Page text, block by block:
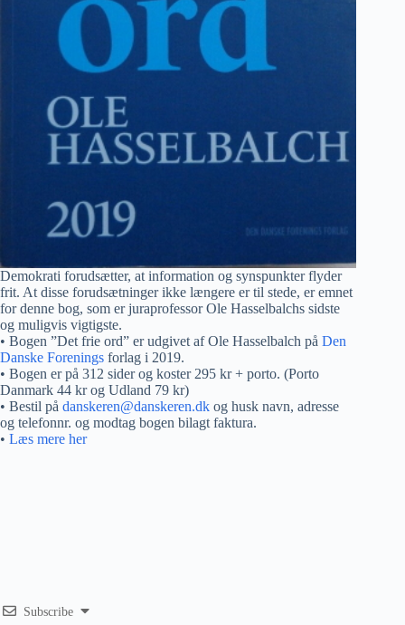
Demokrati forudsætter, at information og synspunkter flyder
frit. At disse forudsætninger ikke længere er til stede, er emnet
for denne bog, som er juraprofessor Ole Hasselbalchs sidste
og muligvis vigtigste.
• Bogen ”Det frie ord” er udgivet af Ole Hasselbalch på Den
Danske Forenings forlag i 2019.
• Bogen er på 312 sider og koster 295 kr + porto. (Porto
Danmark 44 kr og Udland 79 kr)
• Bestil på danskeren@danskeren.dk og husk navn, adresse
og telefonnr. og modtag bogen bilagt faktura.
• Læs mere her
Subscribe